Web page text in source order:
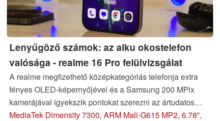
Lenyűgöző számok: az alku okostelefon
valósága - realme 16 Pro felülvizsgálat
A realme megfizethető középkategóriás telefonja extra
fényes OLED-képernyőjével és a Samsung 200 MPix
kamerájával igyekszik pontokat szerezni az ártudatos
vásárlók körében. Tesztünk azonban néhány csalódást
MediaTek Dimensity 7300, ARM Mali-G615 MP2, 6.78",